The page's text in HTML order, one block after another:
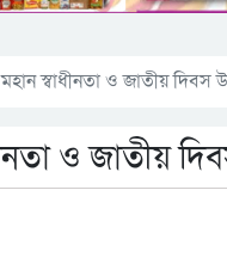
স্বাধীনতা ও জাতীয় দিবস
ও জাতীয়